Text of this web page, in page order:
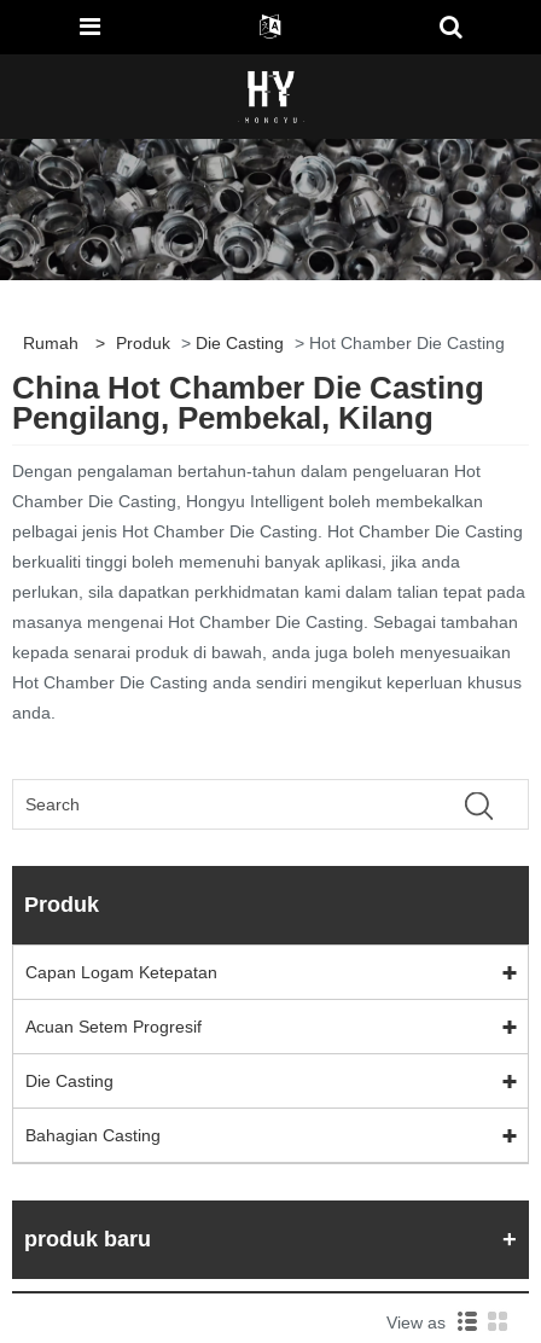
Rumah > Produk > Die Casting > Hot Chamber Die Casting
China Hot Chamber Die Casting
Pengilang, Pembekal, Kilang
Dengan pengalaman bertahun-tahun dalam pengeluaran Hot
Chamber Die Casting, Hongyu Intelligent boleh membekalkan
pelbagai jenis Hot Chamber Die Casting. Hot Chamber Die Casting
berkualiti tinggi boleh memenuhi banyak aplikasi, jika anda
perlukan, sila dapatkan perkhidmatan kami dalam talian tepat pada
masanya mengenai Hot Chamber Die Casting. Sebagai tambahan
kepada senarai produk di bawah, anda juga boleh menyesuaikan
Hot Chamber Die Casting anda sendiri mengikut keperluan khusus
anda.
Produk
Capan Logam Ketepatan
Acuan Setem Progresif
Die Casting
Bahagian Casting
produk baru
View as